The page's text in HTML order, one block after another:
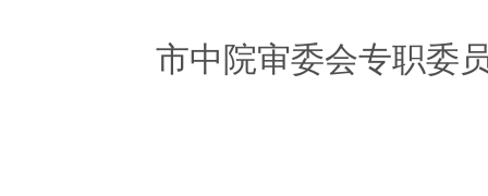
市中院审委会专职委